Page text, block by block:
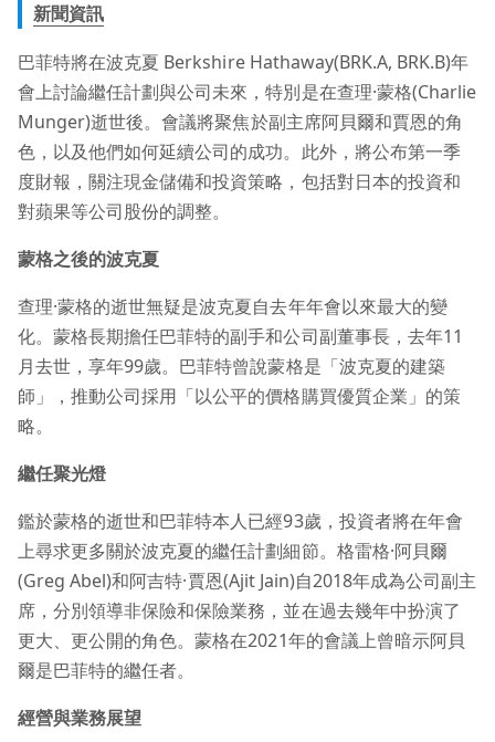
新聞資訊
巴菲特將在波克夏 Berkshire Hathaway(BRK.A, BRK.B)年
會上討論繼任計劃與公司未來，特別是在查理·蒙格(Charlie
Munger)逝世後。會議將聚焦於副主席阿貝爾和賈恩的角
色，以及他們如何延續公司的成功。此外，將公布第一季
度財報，關注現金儲備和投資策略，包括對日本的投資和
對蘋果等公司股份的調整。
蒙格之後的波克夏
查理·蒙格的逝世無疑是波克夏自去年年會以來最大的變
化。蒙格長期擔任巴菲特的副手和公司副董事長，去年11
月去世，享年99歲。巴菲特曾說蒙格是「波克夏的建築
師」，推動公司採用「以公平的價格購買優質企業」的策
略。
繼任聚光燈
鑑於蒙格的逝世和巴菲特本人已經93歲，投資者將在年會
上尋求更多關於波克夏的繼任計劃細節。格雷格·阿貝爾
(Greg Abel)和阿吉特·賈恩(Ajit Jain)自2018年成為公司副主
席，分別領導非保險和保險業務，並在過去幾年中扮演了
更大、更公開的角色。蒙格在2021年的會議上曾暗示阿貝
爾是巴菲特的繼任者。
經營與業務展望